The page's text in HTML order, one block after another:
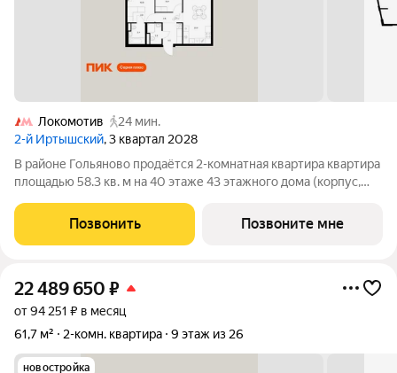
Локомотив
24 мин.
2-й Иртышский, 3 квартал 2028
В районе Гольяново продаётся 2-комнатная квартира квартира
площадью 58.3 кв. м на 40 этаже 43 этажного дома (корпус,
расположение 25 минут пешком до станции метро
«Черкизовская» 14 минут на автомобиле до
Позвонить Позвоните мне
22 489 650 ₽
от 94 251 ₽ в месяц
61,7 м²
2-комн. квартира 9 этаж из 26
новостройка